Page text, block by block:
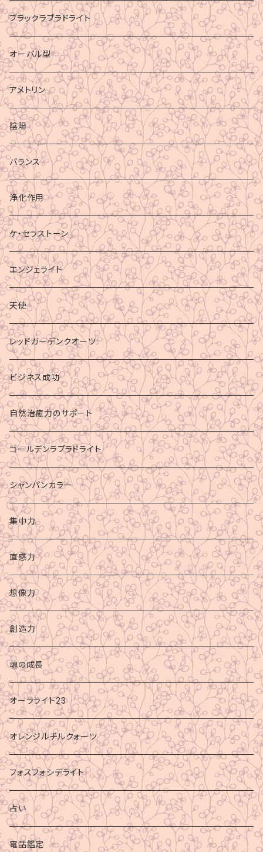
ブラックラブラドライト
オーバル型
アメトリン
陰陽
バランス
浄化作用
ケ・セラストーン
エンジェライト
天使
レッドガーデンクオーツ
ビジネス成功
自然治癒力のサポート
ゴールデンラブラドライト
シャンパンカラー
集中力
直感力
想像力
創造力
魂の成長
オーラライト23
オレンジルチルクォーツ
フォスフォシデライト
占い
電話鑑定